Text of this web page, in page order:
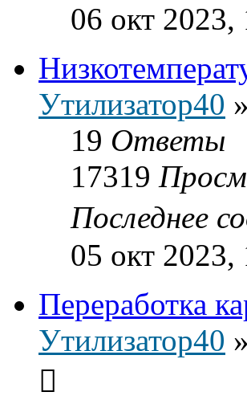
06 окт 2023,
Утилизатор40 »
19 Ответы
17319
Последнее
05 окт 2023,
Переработка
Утилизатор40 »